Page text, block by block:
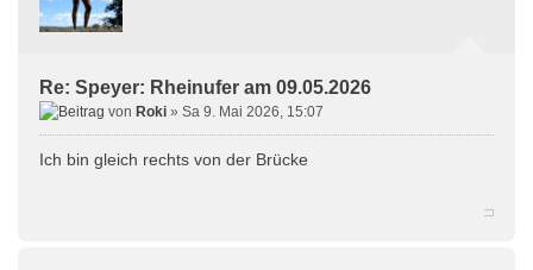
Re: Speyer: Rheinufer am 09.05.2026
von Roki » Sa 9. Mai 2026, 15:07
Ich bin gleich rechts von der Brücke